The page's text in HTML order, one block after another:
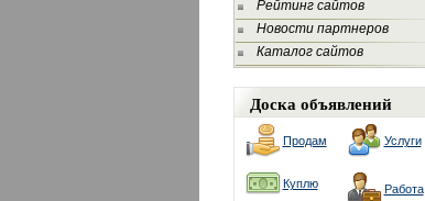
Рейтинг сайтов
Новости партнеров
Каталог сайтов
Доска объявлений
Продам Услуги
Куплю Работа